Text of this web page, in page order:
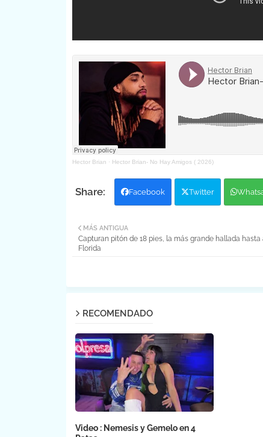
Hector Brian · Hector Brian- No Hay Amigos ( 2026)
Facebook Twitter
MÁS ANTIGUA
Capturan pitón de 18 pies, la más grande hallada hasta
Florida
RECOMENDADO
Video : Nemesis y Gemelo en 4